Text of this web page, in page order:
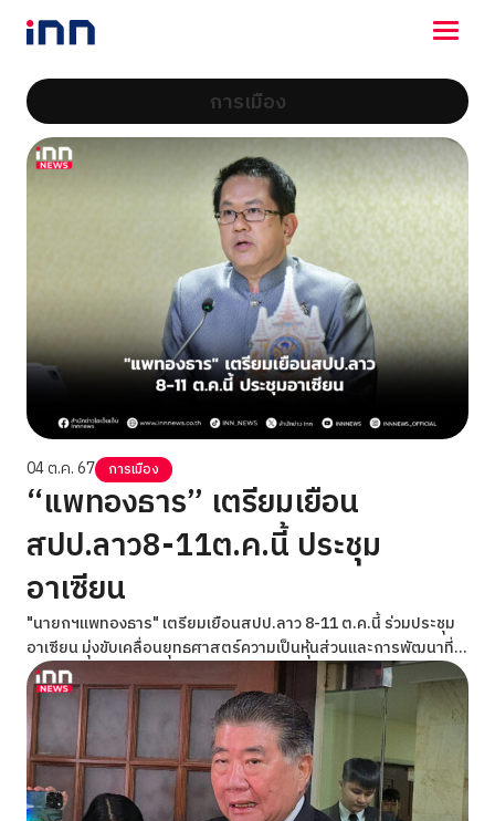
NEWS
ENTERTAINMENT
LIFESTYLE
การเมือง
04 ต.ค. 67 การเมือง
“แพทองธาร” เตรียมเยือน
สปป.ลาว8-11ต.ค.นี้ ประชุม
อาเซียน
"นายกฯแพทองธาร" เตรียมเยือนสปป.ลาว 8-11 ต.ค.นี้ ร่วมประชุม
อาเซียน มุ่งขับเคลื่อนยุทธศาสตร์ความเป็นหุ้นส่วนและการพัฒนาที่
ยั่งยืน